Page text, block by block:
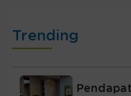
Trending